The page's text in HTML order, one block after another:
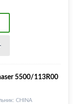
5500/113R00
CHINA